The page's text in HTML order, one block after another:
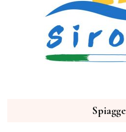
Spiagge